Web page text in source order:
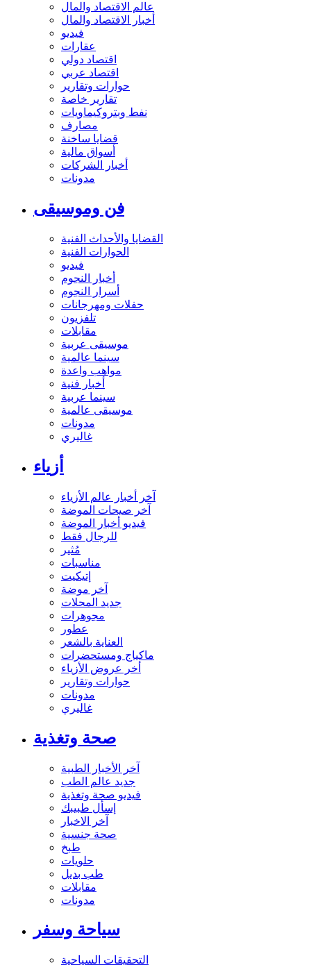
عالم الاقتصاد والمال
أخبار الاقتصاد والمال
فيديو
عقارات
اقتصاد دولي
اقتصاد عربي
حوارات وتقارير
تقارير خاصة
نفط وبتروكيماويات
مصارف
قضايا ساخنة
أسواق مالية
أخبار الشركات
مدونات
فن وموسيقى
القضايا والأحداث الفنية
الحوارات الفنية
فيديو
أخبار النجوم
أسرار النجوم
حفلات ومهرجانات
تلفزيون
مقابلات
موسيقى عربية
سينما عالمية
مواهب واعدة
أخبار فنية
سينما عربية
موسيقى عالمية
مدونات
غاليري
أزياء
آخر أخبار عالم الأزياء
آخر صيحات الموضة
فيديو أخبار الموضة
للرجال فقط
مُثير
مناسبات
إتيكيت
آخر موضة
جديد المحلات
مجوهرات
عطور
العناية بالشعر
ماكياج ومستحضرات
أخر عروض الأزياء
حوارات وتقارير
مدونات
غاليري
صحة وتغذية
آخر الأخبار الطبية
جديد عالم الطب
فيديو صحة وتغذية
إسأل طبيبك
آخر الاخبار
صحة جنسية
طبخ
حلويات
طب بديل
مقابلات
مدونات
سياحة وسفر
التحقيقات السياحية